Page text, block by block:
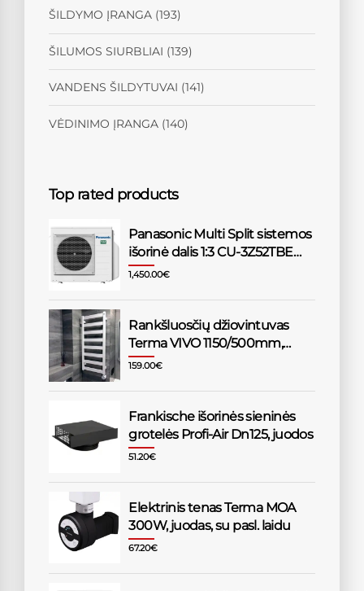
ŠILDYMO ĮRANGA (193)
ŠILUMOS SIURBLIAI (139)
VANDENS ŠILDYTUVAI (141)
VĖDINIMO ĮRANGA (140)
Top rated products
Panasonic Multi Split sistemos
išorinė dalis 1:3 CU-3Z52TBE
5,2/6,8kW
1,450.00€
Rankšluosčių džiovintuvas
Terma VIVO 1150/500mm,
baltas
159.00€
Frankische išorinės sieninės
grotelės Profi-Air Dn125, juodos
51.20€
Elektrinis tenas Terma MOA
300W, juodas, su pasl. laidu
67.20€